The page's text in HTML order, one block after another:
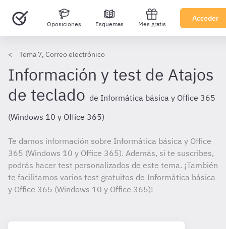
Oposiciones Esquemas Mes gratis
Acceder
Tema 7, Correo electrónico
Información y test de Atajos
de teclado de Informática básica y Office 365
(Windows 10 y Office 365)
Te damos información sobre Informática básica y Office
365 (Windows 10 y Office 365). Además, si te suscribes,
podrás hacer test personalizados de este tema. ¡También
te facilitamos varios test gratuitos de Informática básica
y Office 365 (Windows 10 y Office 365)!